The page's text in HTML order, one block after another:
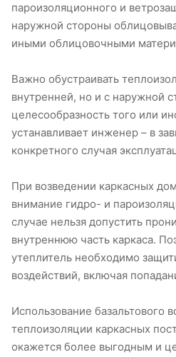
пароизоляционного и
наружной стороны
иными облицовочными
Важно обустраивать
внутренней, но и с наружной
целесообразность того или
устанавливает инженер – в
конкретного случая
При возведении каркасных
внимание гидро- и
случае нельзя допустить
внутреннюю часть каркаса.
утеплитель необходимо
воздействий, включая
Использование базальтового
теплоизоляции каркасных
окажется более выгодным и